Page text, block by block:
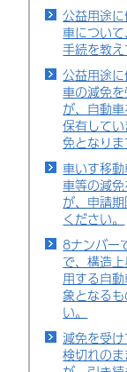
公益用途
車につい
手続を教え
公益用途
車の減免
が、自動
保有して
免となりま
車いす移
車等の減
が、申請
ください。
8ナンバー
で、構造
用する自
象となる
い。
減免を受
検切れの